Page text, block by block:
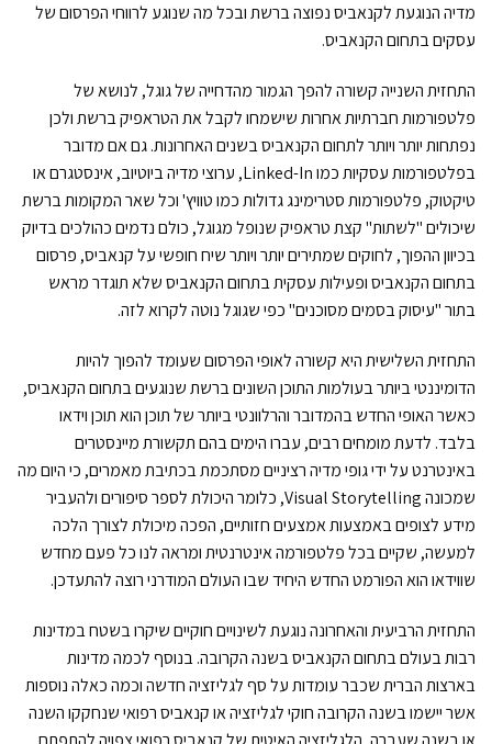
מדיה הנוגעת לקנאביס נפוצה ברשת ובכל מה שנוגע לרווחי הפרסום של
עסקים בתחום הקנאביס.
התחזית השנייה קשורה להפך הגמור מהדחייה של גוגל, לנושא של
פלטפורמות חברתיות אחרות שישמחו לקבל את הטראפיק ברשת ולכן
נפתחות יותר ויותר לתחום הקנאביס בשנים האחרונות. גם אם מדובר
בפלטפורמות עסקיות כמו Linked-In, ערוצי מדיה ביוטיוב, אינסטגרם או
טיקטוק, פלטפורמות סטרימינג גדולות כמו טוויץ' וכל שאר המקומות ברשת
שיכולים "לשתות" קצת טראפיק שנופל מגוגל, כולם נדמים כהולכים בדיוק
בכיוון ההפוך, לחוקים שמתירים יותר ויותר שיח חופשי על קנאביס, פרסום
בתחום הקנאביס ופעילות עסקית בתחום הקנאביס שלא תוגדר מראש
בתור "עיסוק בסמים מסוכנים" כפי שגוגל נוטה לקרוא לזה.
התחזית השלישית היא קשורה לאופי הפרסום שעומד להפוך להיות
הדומיננטי ביותר בעולמות התוכן השונים ברשת שנוגעים בתחום הקנאביס,
כאשר האופי החדש בהמדובר והרלוונטי ביותר של תוכן הוא תוכן וידאו
בלבד. לדעת מומחים רבים, עברו הימים בהם תקשורת מיינסטרים
באינטרנט על ידי גופי מדיה רציניים מסתכמת בכתיבת מאמרים, כי היום מה
שמכונה Visual Storytelling, כלומר היכולת לספר סיפורים ולהעביר
מידע לצופים באמצעות אמצעים חזותיים, הפכה מיכולת לצורך הלכה
למעשה, שקיים בכל פלטפורמה אינטרנטית ומראה לנו כל פעם מחדש
שווידאו הוא הפורמט החדש היחיד שבו העולם המודרני רוצה להתעדכן.
התחזית הרביעית והאחרונה נוגעת לשינויים חוקיים שיקרו בשטח במדינות
רבות בעולם בתחום הקנאביס בשנה הקרובה. בנוסף לכמה מדינות
בארצות הברית שכבר עומדות על סף לגליזציה חדשה וכמה כאלה נוספות
אשר יישמו בשנה הקרובה חוקי לגליזציה או קנאביס רפואי שנחקקו השנה